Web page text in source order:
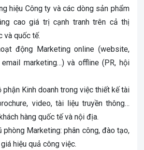
hiệu Công ty và các dòng sản phẩm
cao giá trị cạnh tranh trên cả thị
và quốc tế.
động Marketing online (website,
marketing…) và offline (PR, hội
Kinh doanh trong việc thiết kế tài
video, tài liệu truyền thông…
hàng quốc tế và nội địa.
phòng Marketing: phân công, đào tạo,
hiệu quả công việc.